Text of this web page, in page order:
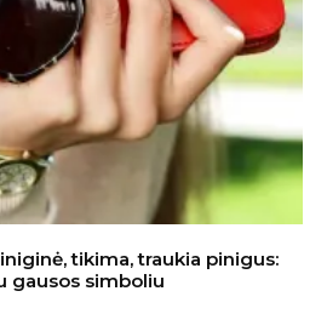
tikima, traukia pinigus:
gausos simboliu